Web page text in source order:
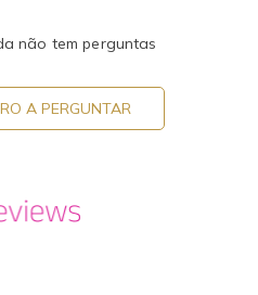
não tem perguntas
A PERGUNTAR